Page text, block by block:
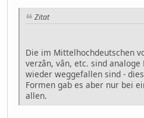
Zitat
Die im Mittelhochdeutschen
verzân, vân, etc. sind
wieder weggefallen sind -
Formen gab es aber nur bei
allen.